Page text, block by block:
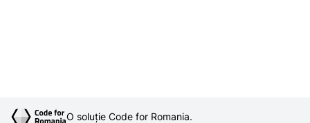
O soluție Code for Romania.